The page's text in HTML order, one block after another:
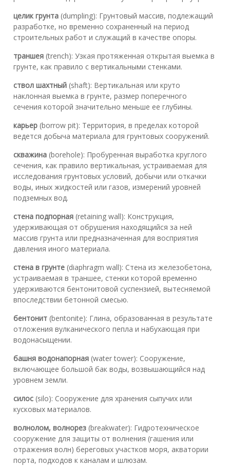
целик грунта (dumpling): Грунтовый массив, подлежащий
разработке, но временно сохраненный на период
строительных работ и служащий в качестве опоры.
траншея (trench): Узкая протяженная открытая выемка в
грунте, как правило с вертикальными стенками.
ствол шахтный (shaft): Вертикальная или круто
наклонная выемка в грунте, размер поперечного
сечения которой значительно меньше ее глубины.
карьер (borrow pit): Территория, в пределах которой
ведется добыча материала для грунтовых сооружений.
скважина (borehole): Пробуренная выработка круглого
сечения, как правило вертикальная, устраиваемая для
исследования грунтовых условий, добычи или откачки
воды, иных жидкостей или газов, измерений уровней
подземных вод.
стена подпорная (retaining wall): Конструкция,
удерживающая от обрушения находящийся за ней
массив грунта или предназначенная для восприятия
давления иного материала.
стена в грунте (diaphragm wall): Стена из железобетона,
устраиваемая в траншее, стенки которой временно
удерживаются бентонитовой суспензией, вытесняемой
впоследствии бетонной смесью.
бентонит (bentonite): Глина, образованная в результате
отложения вулканического пепла и набухающая при
водонасыщении.
башня водонапорная (water tower): Сооружение,
включающее большой бак воды, возвышающийся над
уровнем земли.
силос (silo): Сооружение для хранения сыпучих или
кусковых материалов.
волнолом, волнорез (breakwater): Гидротехническое
сооружение для защиты от волнения (гашения или
отражения волн) береговых участков моря, акватории
порта, подходов к каналам и шлюзам.